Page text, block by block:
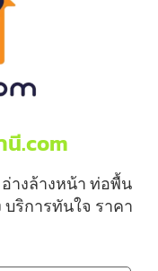
นี.com
างล้างหน้า ท่อพื้น
ริการทันใจ ราคา